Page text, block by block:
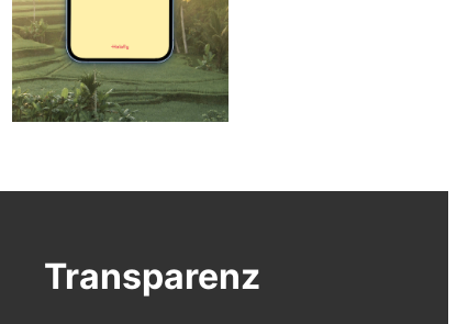
Transparenz